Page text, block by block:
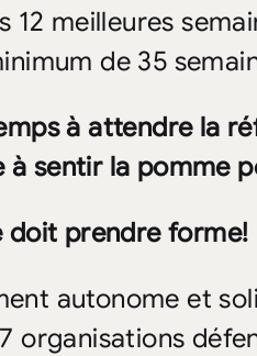
12 meilleures
de 35
à attendre la
à sentir la pomme
doit prendre forme!
autonome et
organisations